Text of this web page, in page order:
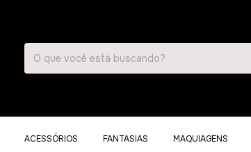
ACESSÓRIOS FANTASIAS MAQUIAGENS